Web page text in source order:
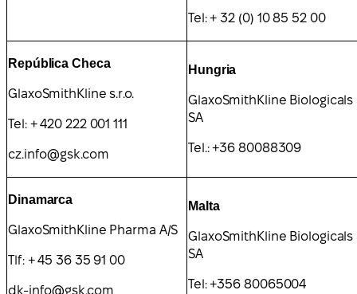
Tel: + 32 (0) 10 85 52 00
República Checa
GlaxoSmithKline s.r.o.
Tel: + 420 222 001 111
cz.info@gsk.com
Hungria
GlaxoSmithKline Biologicals
SA
Tel.: +36 80088309
Dinamarca
GlaxoSmithKline Pharma A/S
Tlf: + 45 36 35 91 00
dk-info@gsk.com
Malta
GlaxoSmithKline Biologicals
SA
Tel: +356 80065004